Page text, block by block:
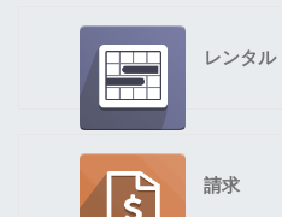
レンタル
請求